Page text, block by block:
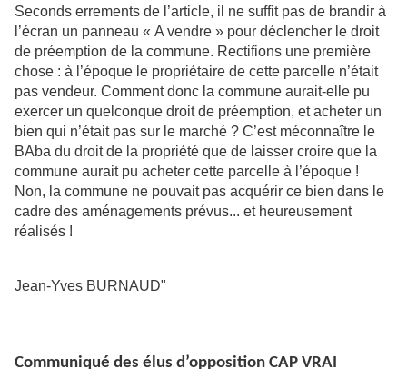
Seconds errements de l’article, il ne suffit pas de brandir à
l’écran un panneau « A vendre » pour déclencher le droit
de préemption de la commune. Rectifions une première
chose : à l’époque le propriétaire de cette parcelle n’était
pas vendeur. Comment donc la commune aurait-elle pu
exercer un quelconque droit de préemption, et acheter un
bien qui n’était pas sur le marché ? C’est méconnaître le
BAba du droit de la propriété que de laisser croire que la
commune aurait pu acheter cette parcelle à l’époque !
Non, la commune ne pouvait pas acquérir ce bien dans le
cadre des aménagements prévus... et heureusement
réalisés !
Jean-Yves BURNAUD"
Communiqué des élus d’opposition CAP VRAI